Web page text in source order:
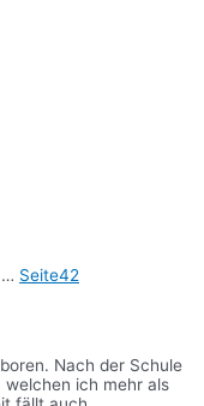
… Seite42
Nach der Schule
ich mehr als